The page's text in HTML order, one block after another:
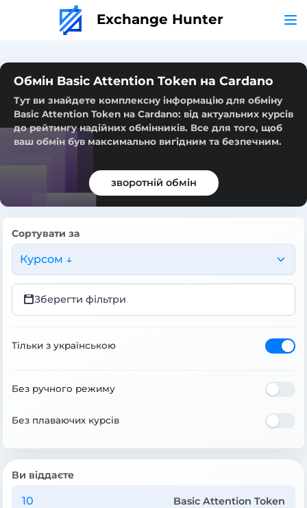
Exchange Hunter
Обмін Basic Attention Token на Cardano
Тут ви знайдете комплексну інформацію для обміну
Basic Attention Token на Cardano: від актуальних курсів
до рейтингу надійних обмінників. Все для того, щоб
ваш обмін був максимально вигідним та безпечним.
зворотній обмін
Сортувати за
Курсом ↓
Зберегти фільтри
Тільки з українською
Без ручного режиму
Без плаваючих курсів
Ви віддаєте
Basic Attention Token